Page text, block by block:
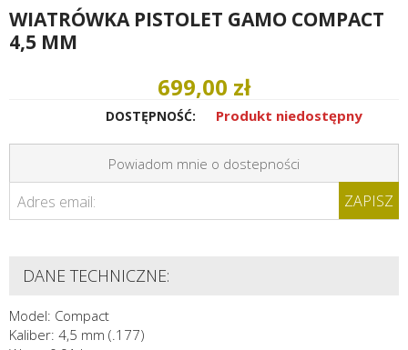
WIATRÓWKA PISTOLET GAMO COMPACT
4,5 MM
699,00 zł
DOSTĘPNOŚĆ: Produkt niedostępny
Powiadom mnie o dostepności
Adres email: ZAPISZ
DANE TECHNICZNE:
Model: Compact
Kaliber: 4,5 mm (.177)